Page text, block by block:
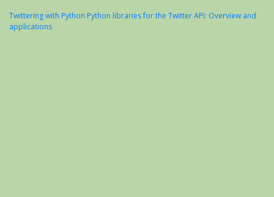
Twittering with Python Python libraries for the Twitter API: Overview and
applications